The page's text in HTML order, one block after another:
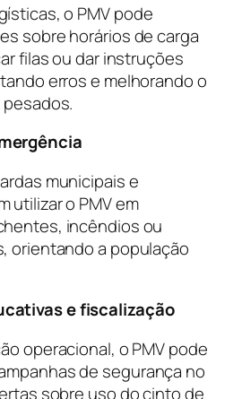
o PMV pode
sobre horários de carga
filas ou dar instruções
erros e melhorando o
municipais e
utilizar o PMV em
incêndios ou
orientando a população
e fiscalização
operacional, o PMV pode
de segurança no
sobre uso do cinto de